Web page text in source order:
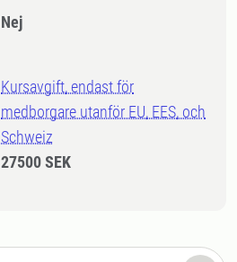
Nej
Kursavgift, endast för
medborgare utanför EU, EES, och
Schweiz
27500 SEK